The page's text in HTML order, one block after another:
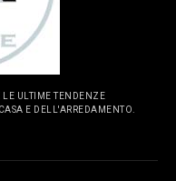
LE ULTIME TENDENZE
E DELL'ARREDAMENTO.